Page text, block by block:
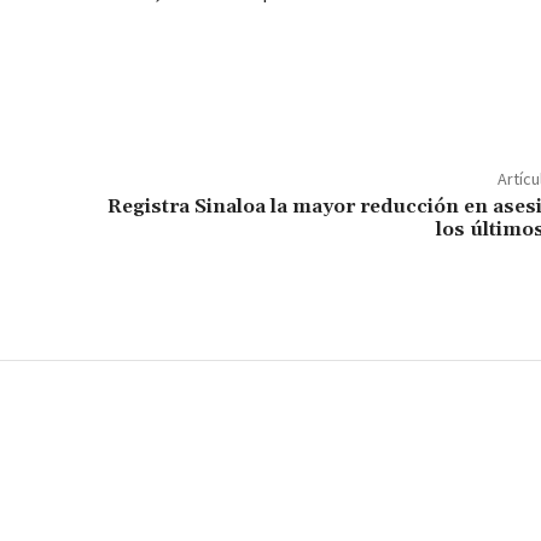
Registra Sinaloa la mayor reducción en
los